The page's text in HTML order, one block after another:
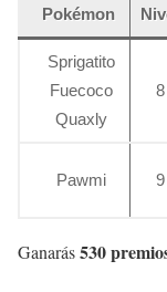
Pokémon
Sprigatito
Fuecoco
Quaxly
8
Pawmi 9
Ganarás530